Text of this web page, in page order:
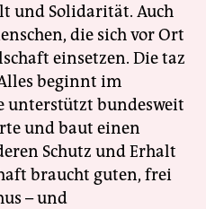
und Solidarität. Auch
die sich vor Ort
einsetzen. Die taz
beginnt im
unterstützt bundesweit
und baut einen
Schutz und Erhalt
braucht guten, frei
– und